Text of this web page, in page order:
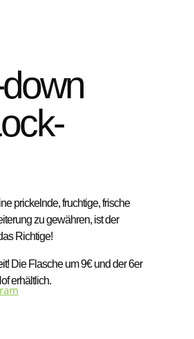
prickelnde, fruchtige, frische
zu gewähren, ist der
Richtige!
Die Flasche um 9€ und der 6er
erhältlich.